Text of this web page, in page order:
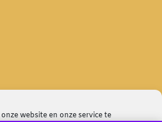
website en onze service te